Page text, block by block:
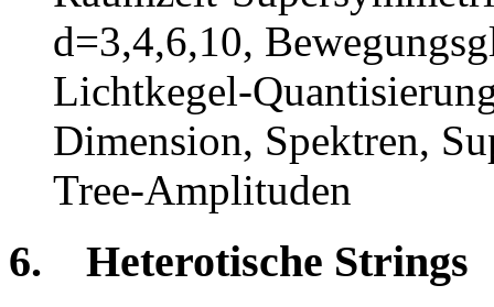
d=3,4,6,10,
Lichtkegel-
Dimension, Spektren,
Tree-Amplituden
6. Heterotische Strings